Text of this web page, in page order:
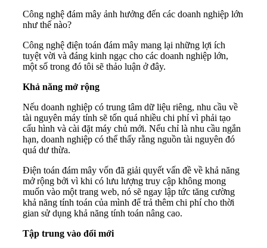
Công nghệ đám mây ảnh hưởng đến các doanh nghiệp lớn
như thế nào?
Công nghệ điện toán đám mây mang lại những lợi ích
tuyệt vời và đáng kinh ngạc cho các doanh nghiệp lớn,
một số trong đó tôi sẽ thảo luận ở đây.
Khả năng mở rộng
Nếu doanh nghiệp có trung tâm dữ liệu riêng, nhu cầu về
tài nguyên máy tính sẽ tốn quá nhiều chi phí vì phải tạo
cấu hình và cài đặt máy chủ mới. Nếu chỉ là nhu cầu ngắn
hạn, doanh nghiệp có thể thấy rằng nguồn tài nguyên đó
quá dư thừa.
Điện toán đám mây vốn đã giải quyết vấn đề về khả năng
mở rộng bởi vì khi có lưu lượng truy cập không mong
muốn vào một trang web, nó sẽ ngay lập tức tăng cường
khả năng tính toán của mình để trả thêm chi phí cho thời
gian sử dụng khả năng tính toán nâng cao.
Tập trung vào đổi mới